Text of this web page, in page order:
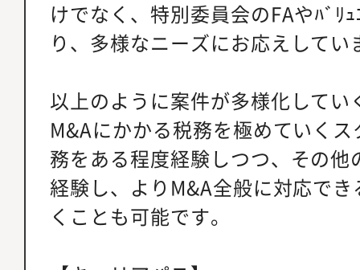
けでなく、特別委員会のFAやﾊﾞﾘ
り、多様なニーズにお応えしてい
以上のように案件が多様化してい
M&Aにかかる税務を極めていく
務をある程度経験しつつ、その他
経験し、よりM&A全般に対応で
くことも可能です。